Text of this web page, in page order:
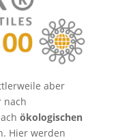
aber
nach
ökologischen
Hier werden